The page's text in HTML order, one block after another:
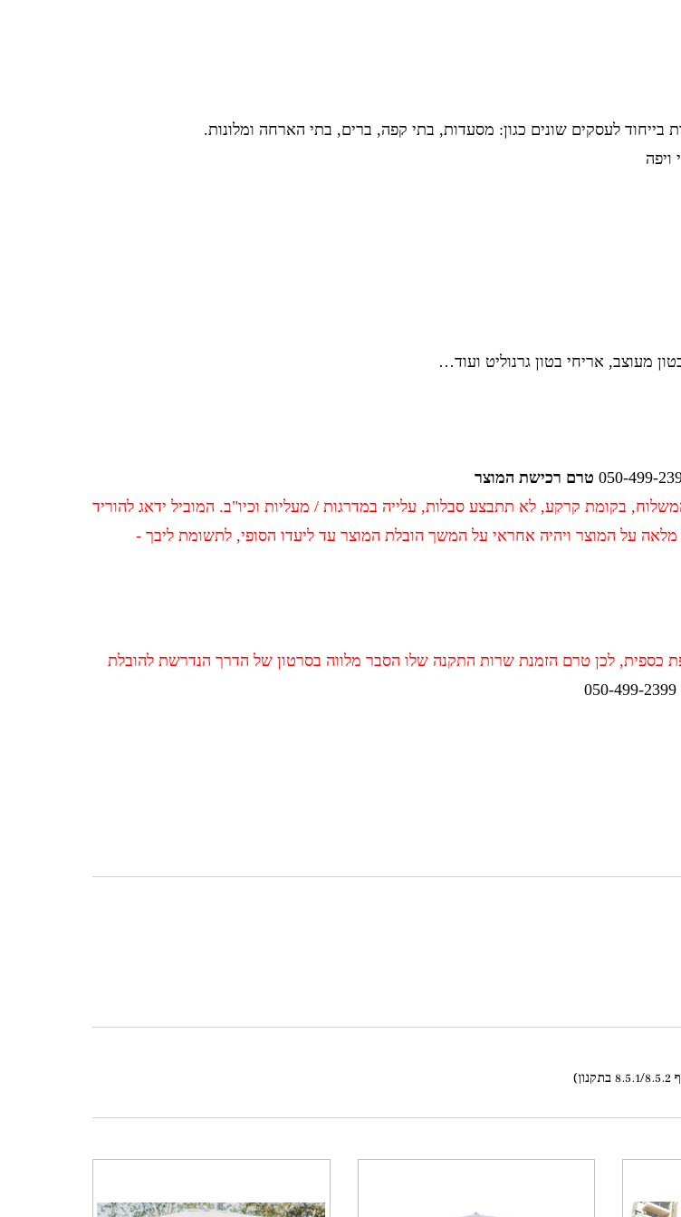
לעסקים שונים כגון: מסעדות, בתי קפה, ברים, בתי הארחה ומלונות.
ויפה
מעוצב, אריחי בטון גרנוליט ועוד…
טרם רכישת המוצר
בקומת קרקע, לא תתבצע סבלות, עלייה במדרגות / מעליות וכיו"ב. המוביל ידאג להוריד
על המוצר ויהיה אחראי על המשך הובלת המוצר עד ליעדו הסופי, לתשומת ליבך -
כספית, לכן טרם הזמנת שרות התקנה שלו הסבר מלווה בסרטון של הדרך הנדרשת להובלת